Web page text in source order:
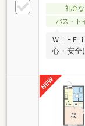
礼金な
バス・ト
Ｗｉ−Ｆ
心・安全